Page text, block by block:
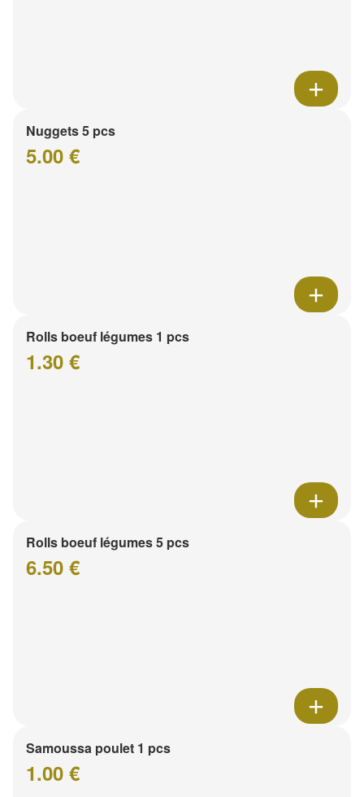
Nuggets 5 pcs
5.00 €
Rolls boeuf légumes 1 pcs
1.30 €
Rolls boeuf légumes 5 pcs
6.50 €
Samoussa poulet 1 pcs
1.00 €